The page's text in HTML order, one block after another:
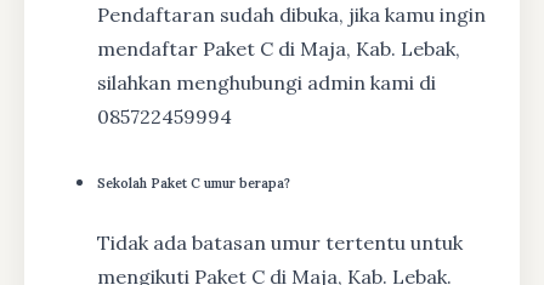
Pendaftaran sudah dibuka, jika kamu ingin
mendaftar Paket C di Maja, Kab. Lebak,
silahkan menghubungi admin kami di
085722459994
Sekolah Paket C umur berapa?
Tidak ada batasan umur tertentu untuk
mengikuti Paket C di Maja, Kab. Lebak.